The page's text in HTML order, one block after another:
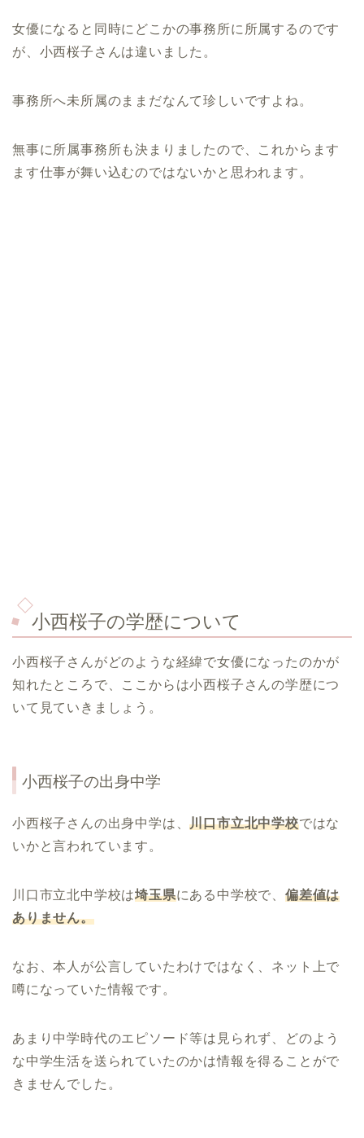
女優になると同時にどこかの事務所に所属するのです
が、小西桜子さんは違いました。
事務所へ未所属のままだなんて珍しいですよね。
無事に所属事務所も決まりましたので、これからます
ます仕事が舞い込むのではないかと思われます。
小西桜子の学歴について
小西桜子さんがどのような経緯で女優になったのかが
知れたところで、ここからは小西桜子さんの学歴につ
いて見ていきましょう。
小西桜子の出身中学
小西桜子さんの出身中学は、川口市立北中学校ではな
いかと言われています。
川口市立北中学校は埼玉県にある中学校で、偏差値は
ありません。
なお、本人が公言していたわけではなく、ネット上で
噂になっていた情報です。
あまり中学時代のエピソード等は見られず、どのよう
な中学生活を送られていたのかは情報を得ることがで
きませんでした。